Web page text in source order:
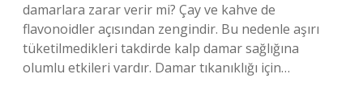
damarlara zarar verir mi? Çay ve kahve de
flavonoidler açısından zengindir. Bu nedenle aşırı
tüketilmedikleri takdirde kalp damar sağlığına
olumlu etkileri vardır. Damar tıkanıklığı için…